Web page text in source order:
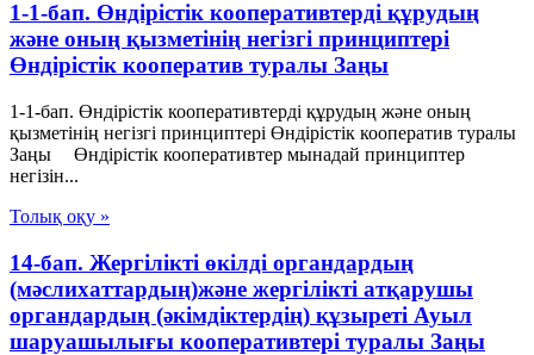
1-1-бап. Өндiрiстiк кооперативтердi құрудың
және оның қызметiнiң негiзгi принциптерi
Өндiрiстiк кооператив туралы Заңы
1-1-бап. Өндiрiстiк кооперативтердi құрудың және оның
қызметiнiң негiзгi принциптерi Өндiрiстiк кооператив туралы
Заңы Өндiрiстiк кооперативтер мынадай принциптер
негiзiн...
Толық оқу »
14-бап. Жергілікті өкілді органдардың
(мәслихаттардың)және жергілікті атқарушы
органдардың (әкімдіктердің) құзыреті Ауыл
шаруашылығы кооперативтері туралы Заңы